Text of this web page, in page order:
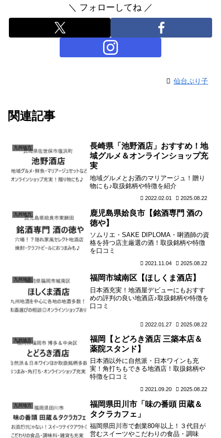
＼ フォローしてね ／
仙台ぶり子
関連記事
九州地方
長崎県「池野酒店」おすすめ！地
域グルメ＆オンラインショップ充
実
地域グルメとお酒のマリアージュ！贈り
物にも♪取扱銘柄や特徴を紹介
2022.02.01 2025.08.22
九州地方
鹿児島県姶良市【銘酒専門 酒の
徳や】
ソムリエ・SAKE DIPLOMA・唎酒師の資
格を持つ店主厳選の酒！取扱銘柄や特徴
を口コミ
2021.11.04 2025.08.22
九州地方 福岡市城南区【ほしくま酒店】
日本酒充実！地酒屋デビューにもおすす
めの評判の良い地酒店♪取扱銘柄や特徴を
口コミ
2022.01.27 2025.08.22
九州地方
福岡【とどろき酒店 三築本店＆
薬院スタンド】
日本酒以外に自然派・日本ワインも充
実！角打ちもできる地酒店！取扱銘柄や
特徴を口コミ
2021.09.20 2025.08.22
九州地方
福岡県田川市「味の番頭 田蔵＆
タクラカフェ」
福岡県田川市で創業80年以上！３代目が
営むスイーツやこだわりの食品・調味